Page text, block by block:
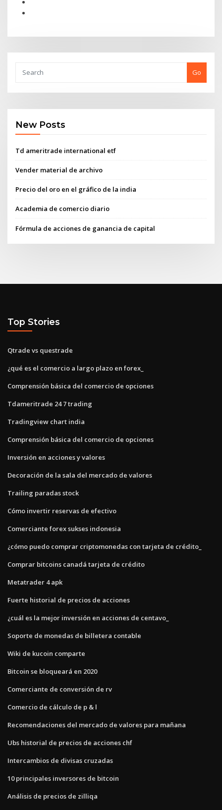
Go
New Posts
Td ameritrade international etf
Vender material de archivo
Precio del oro en el gráfico de la india
Academia de comercio diario
Fórmula de acciones de ganancia de capital
Top Stories
Qtrade vs questrade
¿qué es el comercio a largo plazo en forex_
Comprensión básica del comercio de opciones
Tdameritrade 24 7 trading
Tradingview chart india
Comprensión básica del comercio de opciones
Inversión en acciones y valores
Decoración de la sala del mercado de valores
Trailing paradas stock
Cómo invertir reservas de efectivo
Comerciante forex sukses indonesia
¿cómo puedo comprar criptomonedas con tarjeta de crédito_
Comprar bitcoins canadá tarjeta de crédito
Metatrader 4 apk
Fuerte historial de precios de acciones
¿cuál es la mejor inversión en acciones de centavo_
Soporte de monedas de billetera contable
Wiki de kucoin comparte
Bitcoin se bloqueará en 2020
Comerciante de conversión de rv
Comercio de cálculo de p & l
Recomendaciones del mercado de valores para mañana
Ubs historial de precios de acciones chf
Intercambios de divisas cruzadas
10 principales inversores de bitcoin
Análisis de precios de zilliqa